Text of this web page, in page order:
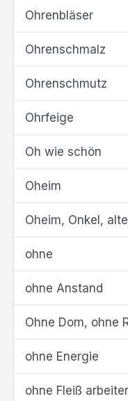
Ohrenbläser
Ohrenschmalz
Ohrenschmutz
Ohrfeige
Oh wie schön
Oheim
Oheim, Onkel,
ohne
ohne Anstand
Ohne Dom, ohne
ohne Energie
ohne Fleiß